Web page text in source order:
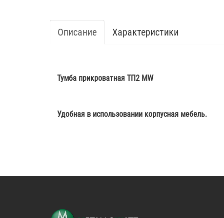
Описание Характеристики
Тумба прикроватная ТП2 MW
Удобная в использовании корпусная мебель.